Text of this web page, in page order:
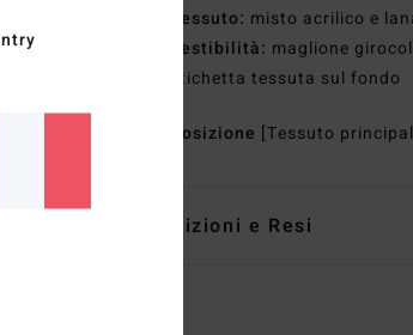
Tessuto: misto acrilico e
Vestibilità: maglione
Etichetta tessuta sul fondo
Composizione [Tessuto
Spedizioni e Resi